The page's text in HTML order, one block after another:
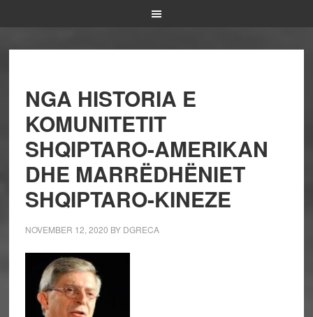
NGA HISTORIA E
KOMUNITETIT
SHQIPTARO-AMERIKAN
DHE MARRËDHËNIET
SHQIPTARO-KINEZE
NOVEMBER 12, 2020 BY DGRECA